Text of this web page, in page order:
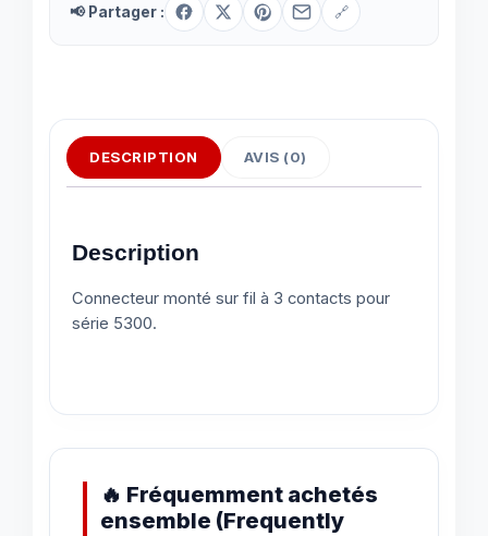
📢 Partager : 🔗
DESCRIPTION AVIS (0)
Description
Connecteur monté sur fil à 3 contacts pour
série 5300.
🔥 Fréquemment achetés
ensemble (Frequently